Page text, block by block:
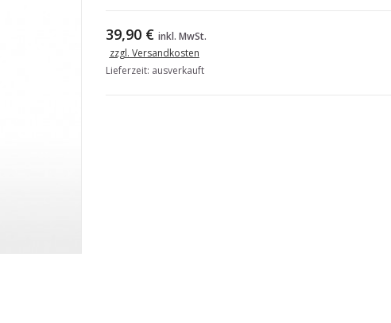
39,90 € inkl. MwSt.
zzgl. Versandkosten
Lieferzeit: ausverkauft